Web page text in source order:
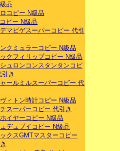
品
コピー N級品
ピー N級品
マピゲスーパーコピー 代引
クミュラーコピー N級品
クフィリップコピー N級品
ュロンコンスタンタンコピ
引き
ャールミルスーパーコピー 代
ィトン時計コピー N級品
スーパーコピー 代引き
イヤーコピー N級品
デュブイコピー N級品
クスGMTマスターコピー